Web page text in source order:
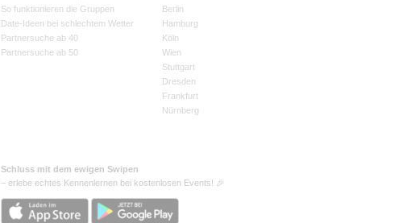
So funktionieren die Gruppen
Date-Ideen bei schlechtem Wetter
Partnersuche ab 40
Partnersuche ab 50
Berlin
Hamburg
Köln
Wien
Stuttgart
Dresden
Frankfurt
Nürnberg
Schluss mit dem ewigen Swipen
– erlebe echtes Kennenlernen bei kostenlosen Events! 🎉